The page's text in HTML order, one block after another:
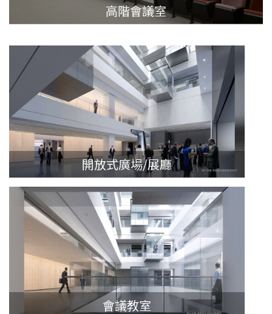
高階會議室
開放式廣場/展廳
會議教室